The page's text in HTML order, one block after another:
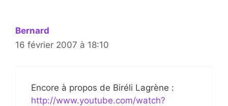
Bernard
16 février 2007 à 18:10
Encore à propos de Biréli Lagrène :
http://www.youtube.com/watch?